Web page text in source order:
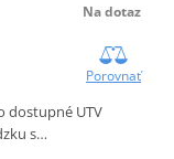
Na dotaz
Porovnať
dostupné UTV
s…